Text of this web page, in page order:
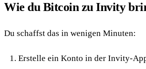
Wie du Bitcoin zu Invity
Du schaffst das in wenigen Minuten:
Erstelle ein Konto in der Invity-